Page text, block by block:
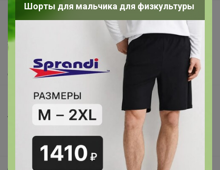
support@24-ok.ru
Написать в поддержку
Защита покупателя
Помощь
О нас
Все предложения
Анонсы
Поддержка альпак
Шорты для мальчика для физкультуры